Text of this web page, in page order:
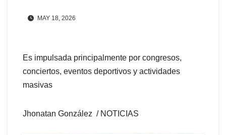
MAY 18, 2026
Es impulsada principalmente por congresos,
conciertos, eventos deportivos y actividades
masivas
Jhonatan González / NOTICIAS